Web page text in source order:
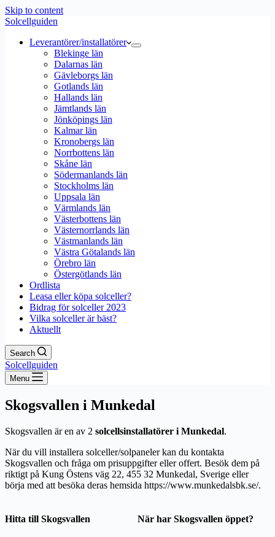
Skip to content
Solcellguiden
Leverantörer/installatörer
Blekinge län
Dalarnas län
Gävleborgs län
Gotlands län
Hallands län
Jämtlands län
Jönköpings län
Kalmar län
Kronobergs län
Norrbottens län
Skåne län
Södermanlands län
Stockholms län
Uppsala län
Värmlands län
Västerbottens län
Västernorrlands län
Västmanlands län
Västra Götalands län
Örebro län
Östergötlands län
Ordlista
Leasa eller köpa solceller?
Bidrag för solceller 2023
Vilka solceller är bäst?
Aktuellt
Search
Solcellguiden
Menu
Skogsvallen i Munkedal
Skogsvallen är en av 2 solcellsinstallatörer i Munkedal.
När du vill installera solceller/solpaneler kan du kontakta
Skogsvallen och fråga om prisuppgifter eller offert. Besök dem på
riktigt på Kung Östens väg 22, 455 32 Munkedal, Sverige eller
börja med att besöka deras hemsida https://www.munkedalsbk.se/.
Hitta till Skogsvallen När har Skogsvallen öppet?